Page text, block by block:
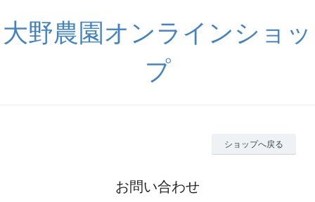
大野農園オンラインショッ
プ
ショップへ戻る
お問い合わせ